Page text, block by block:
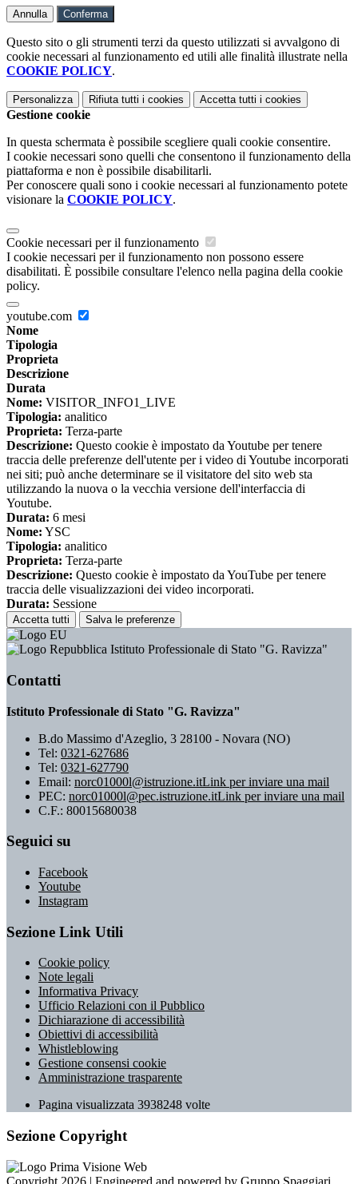
Annulla Conferma
Questo sito o gli strumenti terzi da questo utilizzati si avvalgono di
cookie necessari al funzionamento ed utili alle finalità illustrate nella
COOKIE POLICY.
Personalizza Rifiuta tutti i cookies Accetta tutti i cookies
Gestione cookie
In questa schermata è possibile scegliere quali cookie consentire.
I cookie necessari sono quelli che consentono il funzionamento della
piattaforma e non è possibile disabilitarli.
Per conoscere quali sono i cookie necessari al funzionamento potete
visionare la COOKIE POLICY.
Cookie necessari per il funzionamento
I cookie necessari per il funzionamento non possono essere
disabilitati. È possibile consultare l'elenco nella pagina della cookie
policy.
youtube.com
Nome
Tipologia
Proprieta
Descrizione
Durata
Nome: VISITOR_INFO1_LIVE
Tipologia: analitico
Proprieta: Terza-parte
Descrizione: Questo cookie è impostato da Youtube per tenere
traccia delle preferenze dell'utente per i video di Youtube incorporati
nei siti; può anche determinare se il visitatore del sito web sta
utilizzando la nuova o la vecchia versione dell'interfaccia di
Youtube.
Durata: 6 mesi
Nome: YSC
Tipologia: analitico
Proprieta: Terza-parte
Descrizione: Questo cookie è impostato da YouTube per tenere
traccia delle visualizzazioni dei video incorporati.
Durata: Sessione
Accetta tutti Salva le preferenze
Istituto Professionale di Stato "G. Ravizza"
Contatti
Istituto Professionale di Stato "G. Ravizza"
B.do Massimo d'Azeglio, 3 28100 - Novara (NO)
Tel: 0321-627686
Tel: 0321-627790
Email: norc01000l@istruzione.itLink per inviare una mail
PEC: norc01000l@pec.istruzione.itLink per inviare una mail
C.F.: 80015680038
Seguici su
Facebook
Youtube
Instagram
Sezione Link Utili
Cookie policy
Note legali
Informativa Privacy
Ufficio Relazioni con il Pubblico
Dichiarazione di accessibilità
Obiettivi di accessibilità
Whistleblowing
Gestione consensi cookie
Amministrazione trasparente
Pagina visualizzata 3938248 volte
Sezione Copyright
Copyright 2026 | Engineered and powered by Gruppo Spaggiari